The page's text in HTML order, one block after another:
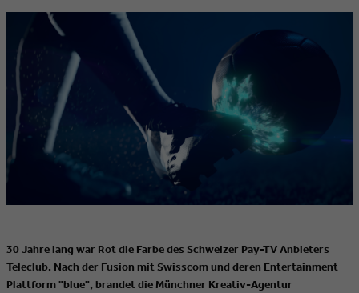
30 Jahre lang war Rot die Farbe des Schweizer Pay-TV Anbieters
Teleclub. Nach der Fusion mit Swisscom und deren Entertainment
Plattform "blue", brandet die Münchner Kreativ-Agentur